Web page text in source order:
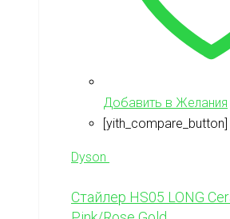
Добавить в Желания
[yith_compare_button]
Dyson
Стайлер HS05 LONG